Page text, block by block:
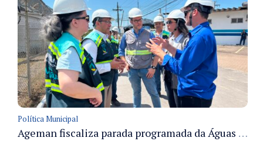
Política Municipal
Ageman fiscaliza parada programada da Águas de Manaus e acompanha restabelecimento gradual do abastecimento em Manaus